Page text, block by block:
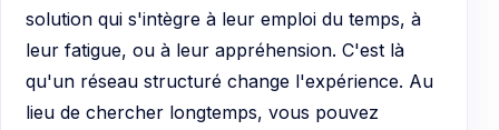
solution qui s'intègre à leur emploi du temps, à
leur fatigue, ou à leur appréhension. C'est là
qu'un réseau structuré change l'expérience. Au
lieu de chercher longtemps, vous pouvez